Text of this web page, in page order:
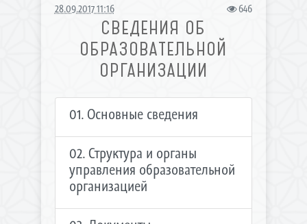
28.09.2017 11:16 646
СВЕДЕНИЯ ОБ
ОБРАЗОВАТЕЛЬНОЙ
ОРГАНИЗАЦИИ
01. Основные сведения
02. Структура и органы
управления образовательной
организацией